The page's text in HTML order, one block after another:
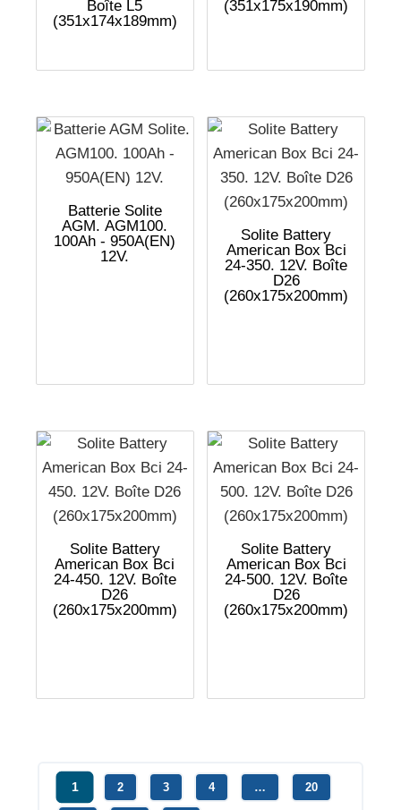
Boîte L5
(351x174x189mm)
(351x175x190mm)
Batterie Solite
AGM. AGM100.
100Ah - 950A(EN)
12V.
Solite Battery
American Box Bci
24-350. 12V. Boîte
D26
(260x175x200mm)
Solite Battery
American Box Bci
24-450. 12V. Boîte
D26
(260x175x200mm)
Solite Battery
American Box Bci
24-500. 12V. Boîte
D26
(260x175x200mm)
1 2 3 4 … 20